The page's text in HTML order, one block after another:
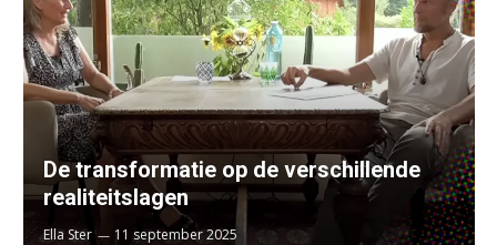
De transformatie op de verschillende
realiteitslagen
Ella Ster 11 september 2025